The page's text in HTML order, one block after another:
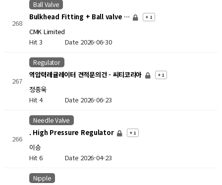
268
Ball Valve
Bulkhead Fitting + Ball valve … + 1
CMK Limited
Hit 3 Date 2026-06-30
267
Regulator
역압력레귤레이터 견적문의건 - 씨티코리아 + 1
정종욱
Hit 4 Date 2026-06-23
266
Needle Valve
. High Pressure Regulator + 1
이승
Hit 6 Date 2026-04-23
Nipple